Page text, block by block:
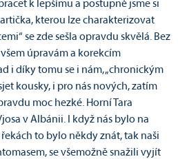
k lepšímu a postupně jsme si
kterou lze charakterizovat
se zde sešla opravdu skvělá. Bez
úpravám a korekcím
i díky tomu se i nám, „chronickým
kousky, i pro nás nových, zatím
moc hezké. Horní Tara
v Albánii. I když nás bylo na
to bylo někdy znát, tak naši
se všemožně snažili vyjít